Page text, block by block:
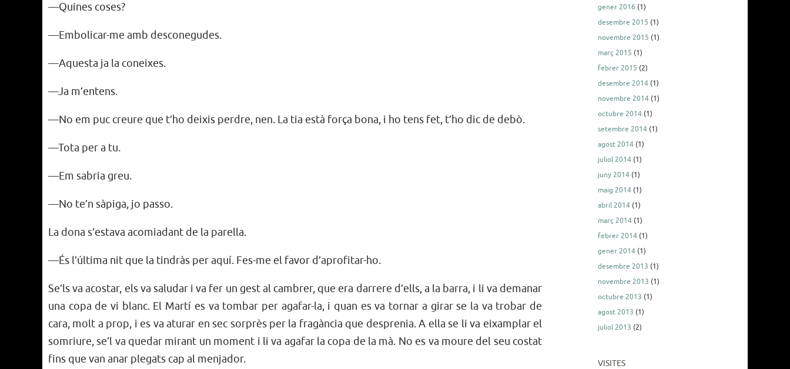
—Quines coses?
—Embolicar-me amb desconegudes.
—Aquesta ja la coneixes.
—Ja m’entens.
—No em puc creure que t’ho deixis perdre, nen. La tia està força bona, i ho tens fet, t’ho dic de debò.
—Tota per a tu.
—Em sabria greu.
—No te’n sàpiga, jo passo.
La dona s’estava acomiadant de la parella.
—És l’última nit que la tindràs per aquí. Fes-me el favor d’aprofitar-ho.
Se’ls va acostar, els va saludar i va fer un gest al cambrer, que era darrere d’ells, a la barra, i li va demanar
una copa de vi blanc. El Martí es va tombar per agafar-la, i quan es va tornar a girar se la va trobar de
cara, molt a prop, i es va aturar en sec sorprès per la fragància que desprenia. A ella se li va eixamplar el
somriure, se’l va quedar mirant un moment i li va agafar la copa de la mà. No es va moure del seu costat
fins que van anar plegats cap al menjador.
gener 2016 (1)
desembre 2015 (1)
novembre 2015 (1)
març 2015 (1)
febrer 2015 (2)
desembre 2014 (1)
novembre 2014 (1)
octubre 2014 (1)
setembre 2014 (1)
agost 2014 (1)
juliol 2014 (1)
juny 2014 (1)
maig 2014 (1)
abril 2014 (1)
març 2014 (1)
febrer 2014 (1)
gener 2014 (1)
desembre 2013 (1)
novembre 2013 (1)
octubre 2013 (1)
agost 2013 (1)
juliol 2013 (2)
VISITES